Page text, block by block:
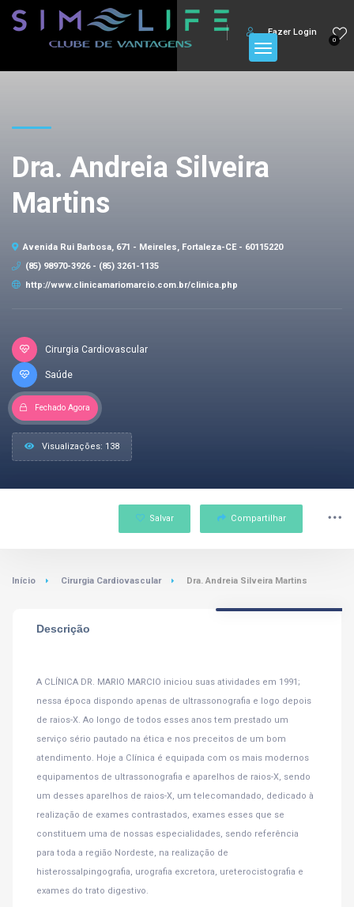
0
Fazer Login
Dra. Andreia Silveira
Martins
Avenida Rui Barbosa, 671 - Meireles, Fortaleza-CE - 60115220
(85) 98970-3926 - (85) 3261-1135
http://www.clinicamariomarcio.com.br/clinica.php
Cirurgia Cardiovascular
Saúde
Fechado Agora
Visualizações: 138
Salvar Compartilhar
Início Cirurgia Cardiovascular Dra. Andreia Silveira Martins
Descrição
A CLÍNICA DR. MARIO MARCIO iniciou suas atividades em 1991;
nessa época dispondo apenas de ultrassonografia e logo depois
de raios-X. Ao longo de todos esses anos tem prestado um
serviço sério pautado na ética e nos preceitos de um bom
atendimento. Hoje a Clínica é equipada com os mais modernos
equipamentos de ultrassonografia e aparelhos de raios-X, sendo
um desses aparelhos de raios-X, um telecomandado, dedicado à
realização de exames contrastados, exames esses que se
constituem uma de nossas especialidades, sendo referência
para toda a região Nordeste, na realização de
histerossalpingografia, urografia excretora, ureterocistografia e
exames do trato digestivo.